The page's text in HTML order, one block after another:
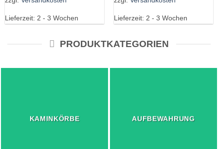
Lieferzeit: 2 - 3 Wochen Lieferzeit: 2 - 3 Wochen
PRODUKTKATEGORIEN
KAMINKÖRBE AUFBEWAHRUNG